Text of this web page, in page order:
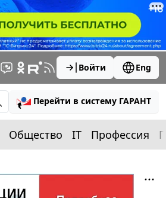
Войти Eng
Перейти в систему ГАРАНТ
Общество IT Профессия